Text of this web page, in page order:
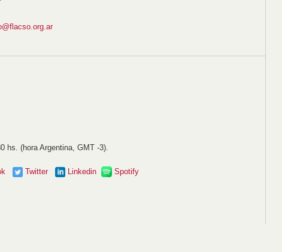
hs. (hora Argentina, GMT -3).
Twitter Linkedin Spotify